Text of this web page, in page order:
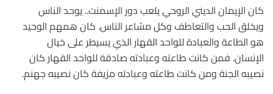
كان الإيمان الديني الروحي يلعب دور الإسمنت.. يوحد الناس
ويخلق الحب والتعاطف وكل مشاعر الناس. كان همهم الوحيد
هو الطاعة والعبادة للواحد القهار الذي يسيطر على خيال
الإنسان. فمن كانت طاعته وعبادته صادقة للواحد القهار كان
نصيبه الجنة ومن كانت طاعته وعبادته مزيفة كان نصيبه جهنم.